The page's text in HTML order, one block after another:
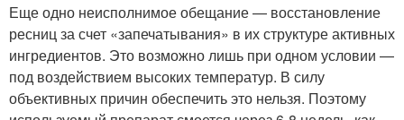
Еще одно неисполнимое обещание — восстановление
ресниц за счет «запечатывания» в их структуре активных
ингредиентов. Это возможно лишь при одном условии —
под воздействием высоких температур. В силу
объективных причин обеспечить это нельзя. Поэтому